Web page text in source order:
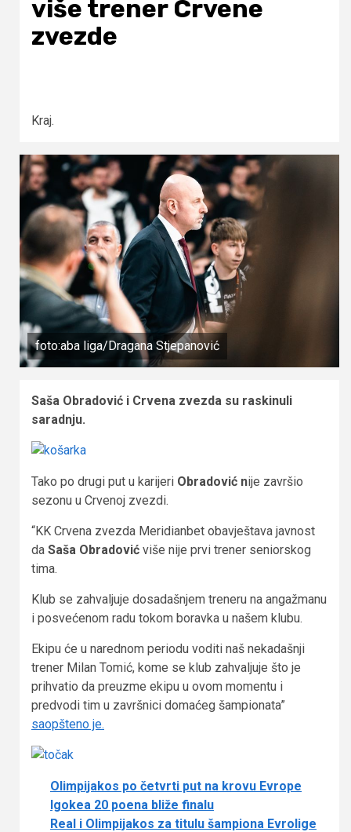
više trener Crvene
zvezde
Kraj.
foto:aba liga/Dragana Stjepanović
Saša Obradović i Crvena zvezda su raskinuli
saradnju.
Tako po drugi put u karijeri Obradović nije završio
sezonu u Crvenoj zvezdi.
“KK Crvena zvezda Meridianbet obavještava javnost
da Saša Obradović više nije prvi trener seniorskog
tima.
Klub se zahvaljuje dosadašnjem treneru na angažmanu
i posvećenom radu tokom boravka u našem klubu.
Ekipu će u narednom periodu voditi naš nekadašnji
trener Milan Tomić, kome se klub zahvaljuje što je
prihvatio da preuzme ekipu u ovom momentu i
predvodi tim u završnici domaćeg šampionata”
saopšteno je.
Olimpijakos po četvrti put na krovu Evrope
Igokea 20 poena bliže finalu
Real i Olimpijakos za titulu šampiona Evrolige